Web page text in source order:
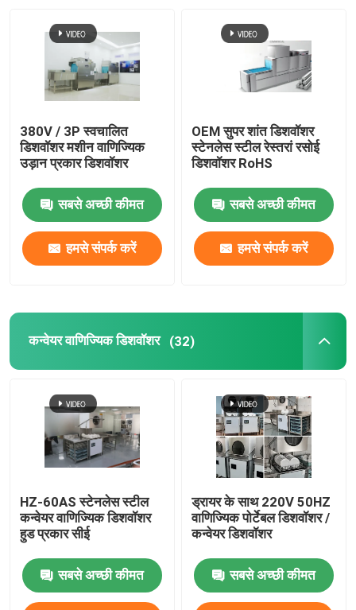
380V / 3P स्वचालित
डिशवॉशर मशीन वाणिज्यिक
उड़ान प्रकार डिशवॉशर
सबसे अच्छी कीमत
हमसे संपर्क करें
OEM सुपर शांत डिशवॉशर
स्टेनलेस स्टील रेस्तरां रसोई
डिशवॉशर RoHS
सबसे अच्छी कीमत
हमसे संपर्क करें
कन्वेयर वाणिज्यिक डिशवॉशर (32)
HZ-60AS स्टेनलेस स्टील
कन्वेयर वाणिज्यिक डिशवॉशर
हुड प्रकार सीई
सबसे अच्छी कीमत
ड्रायर के साथ 220V 50HZ
वाणिज्यिक पोर्टेबल डिशवॉशर /
कन्वेयर डिशवॉशर
सबसे अच्छी कीमत